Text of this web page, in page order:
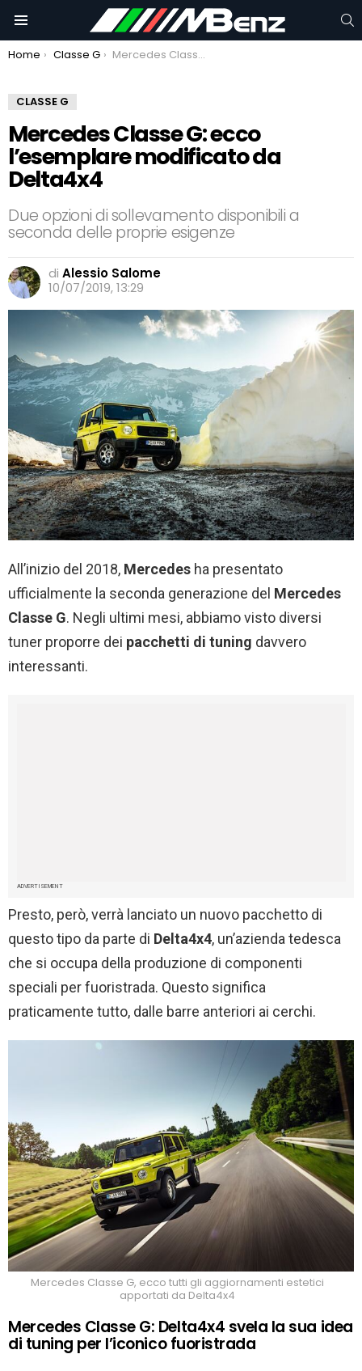
You are here:
Home Classe G Mercedes Classe G: ecco l’esemplare modificato da Delta4x4
CLASSE G
Mercedes Classe G: ecco
l’esemplare modificato da
Delta4x4
Due opzioni di sollevamento disponibili a
seconda delle proprie esigenze
di Alessio Salome
10/07/2019, 13:29
All’inizio del 2018, Mercedes ha presentato
ufficialmente la seconda generazione del Mercedes
Classe G. Negli ultimi mesi, abbiamo visto diversi
tuner proporre dei pacchetti di tuning davvero
interessanti.
ADVERTISEMENT
Presto, però, verrà lanciato un nuovo pacchetto di
questo tipo da parte di Delta4x4, un’azienda tedesca
che si occupa della produzione di componenti
speciali per fuoristrada. Questo significa
praticamente tutto, dalle barre anteriori ai cerchi.
Mercedes Classe G, ecco tutti gli aggiornamenti estetici
apportati da Delta4x4
Mercedes Classe G: Delta4x4 svela la sua idea
di tuning per l’iconico fuoristrada